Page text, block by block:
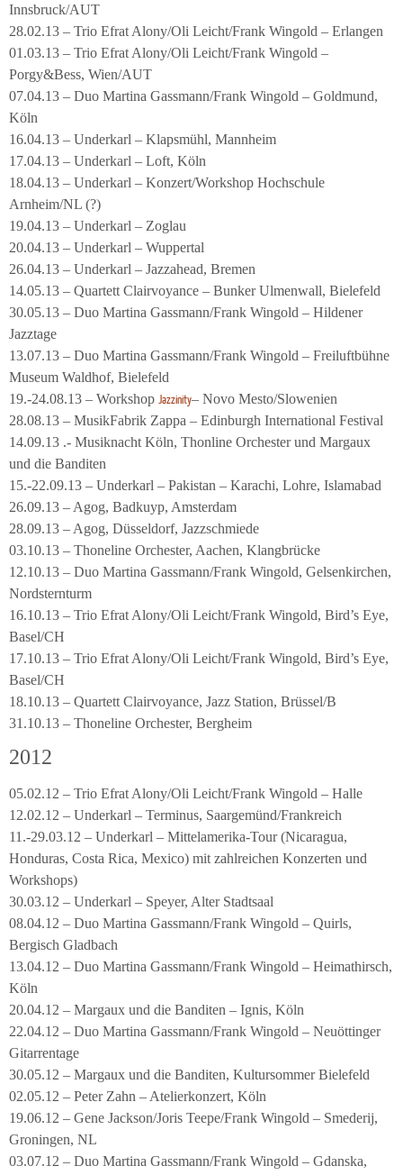
Innsbruck/AUT
28.02.13 – Trio Efrat Alony/Oli Leicht/Frank Wingold – Erlangen
01.03.13 – Trio Efrat Alony/Oli Leicht/Frank Wingold –
Porgy&Bess, Wien/AUT
07.04.13 – Duo Martina Gassmann/Frank Wingold – Goldmund,
Köln
16.04.13 – Underkarl – Klapsmühl, Mannheim
17.04.13 – Underkarl – Loft, Köln
18.04.13 – Underkarl – Konzert/Workshop Hochschule
Arnheim/NL (?)
19.04.13 – Underkarl – Zoglau
20.04.13 – Underkarl – Wuppertal
26.04.13 – Underkarl – Jazzahead, Bremen
14.05.13 – Quartett Clairvoyance – Bunker Ulmenwall, Bielefeld
30.05.13 – Duo Martina Gassmann/Frank Wingold – Hildener
Jazztage
13.07.13 – Duo Martina Gassmann/Frank Wingold – Freiluftbühne
Museum Waldhof, Bielefeld
19.-24.08.13 – Workshop Jazzinity– Novo Mesto/Slowenien
28.08.13 – MusikFabrik Zappa – Edinburgh International Festival
14.09.13 .- Musiknacht Köln, Thonline Orchester und Margaux
und die Banditen
15.-22.09.13 – Underkarl – Pakistan – Karachi, Lohre, Islamabad
26.09.13 – Agog, Badkuyp, Amsterdam
28.09.13 – Agog, Düsseldorf, Jazzschmiede
03.10.13 – Thoneline Orchester, Aachen, Klangbrücke
12.10.13 – Duo Martina Gassmann/Frank Wingold, Gelsenkirchen,
Nordsternturm
16.10.13 – Trio Efrat Alony/Oli Leicht/Frank Wingold, Bird’s Eye,
Basel/CH
17.10.13 – Trio Efrat Alony/Oli Leicht/Frank Wingold, Bird’s Eye,
Basel/CH
18.10.13 – Quartett Clairvoyance, Jazz Station, Brüssel/B
31.10.13 – Thoneline Orchester, Bergheim
2012
05.02.12 – Trio Efrat Alony/Oli Leicht/Frank Wingold – Halle
12.02.12 – Underkarl – Terminus, Saargemünd/Frankreich
11.-29.03.12 – Underkarl – Mittelamerika-Tour (Nicaragua,
Honduras, Costa Rica, Mexico) mit zahlreichen Konzerten und
Workshops)
30.03.12 – Underkarl – Speyer, Alter Stadtsaal
08.04.12 – Duo Martina Gassmann/Frank Wingold – Quirls,
Bergisch Gladbach
13.04.12 – Duo Martina Gassmann/Frank Wingold – Heimathirsch,
Köln
20.04.12 – Margaux und die Banditen – Ignis, Köln
22.04.12 – Duo Martina Gassmann/Frank Wingold – Neuöttinger
Gitarrentage
30.05.12 – Margaux und die Banditen, Kultursommer Bielefeld
02.05.12 – Peter Zahn – Atelierkonzert, Köln
19.06.12 – Gene Jackson/Joris Teepe/Frank Wingold – Smederij,
Groningen, NL
03.07.12 – Duo Martina Gassmann/Frank Wingold – Gdanska,